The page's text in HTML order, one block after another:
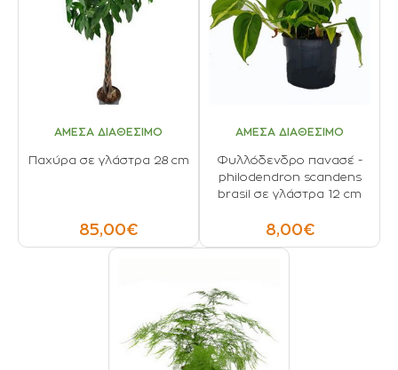
ΑΜΕΣΑ ΔΙΑΘΕΣΙΜΟ
Παχύρα σε γλάστρα 28 cm
85,00€
ΑΜΕΣΑ ΔΙΑΘΕΣΙΜΟ
Φυλλόδενδρο πανασέ -
philodendron scandens
brasil σε γλάστρα 12 cm
8,00€